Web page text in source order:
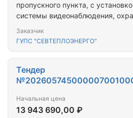
пропускного пункта, с
системы видеонаблюдения,
адресу: г. Севастополь, ул.
Заказчик
ГУПС "СЕВТЕПЛОЭНЕРГО"
Тендер
Начальная цена
13 943 690,00 ₽